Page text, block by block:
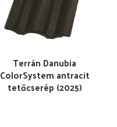
Terrán Danubia
ColorSystem antracit
tetőcserép (2025)